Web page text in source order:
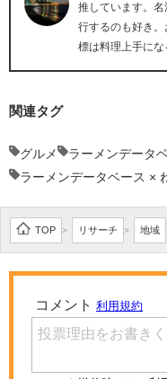
推しています。
行するのも好き
標は料理上手にな
関連タグ
グルメ
ラーメンデータ
ラーメンデータベース ×
TOP > リサーチ > 地域